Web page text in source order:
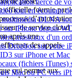
tierce de
tout en écoutant
DLNA
sur iPhone depuis
musicaux d'un
Dropbox sur votre
sur iPhone et Mac
(fichiers iTunes)
Mac ou PC vers
officielle fournie par
de service cloud
après une
des appels
qui permet aux